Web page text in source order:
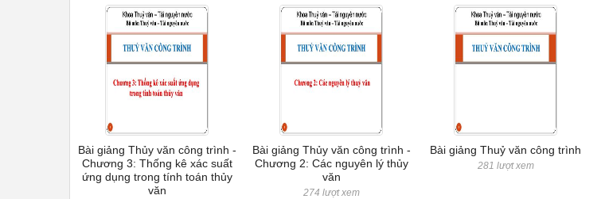
Bài giảng Thủy văn công trình -
Chương 3: Thống kê xác suất
ứng dụng trong tính toán thủy
văn
Bài giảng Thủy văn công trình -
Chương 2: Các nguyên lý thủy
văn
274 lượt xem
Bài giảng Thuỷ văn công trình
281 lượt xem